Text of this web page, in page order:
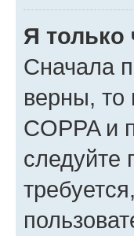
Я только
Сначала
верны, то
COPPA и
следуйте